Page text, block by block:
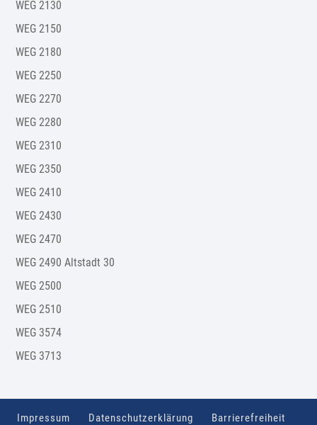
WEG 2130
WEG 2150
WEG 2180
WEG 2250
WEG 2270
WEG 2280
WEG 2310
WEG 2350
WEG 2410
WEG 2430
WEG 2470
WEG 2490 Altstadt 30
WEG 2500
WEG 2510
WEG 3574
WEG 3713
Impressum Datenschutzerklärung Barrierefreiheit